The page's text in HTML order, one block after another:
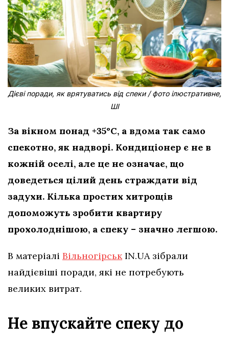
Дієві поради, як врятуватись від спеки / фото ілюстративне,
ШІ
За вікном понад +35°C, а вдома так само
спекотно, як надворі. Кондиціонер є не в
кожній оселі, але це не означає, що
доведеться цілий день страждати від
задухи. Кілька простих хитрощів
допоможуть зробити квартиру
прохолоднішою, а спеку – значно легшою.
В матеріалі ВільногірськIN.UA зібрали
найдієвіші поради, які не потребують
великих витрат.
Не впускайте спеку до